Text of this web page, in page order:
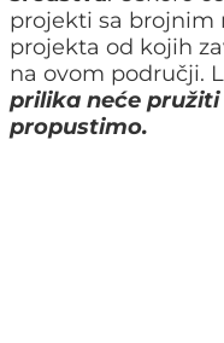
projekti sa brojnim
projekta od kojih
na ovom područji.
prilika neće
propustimo.